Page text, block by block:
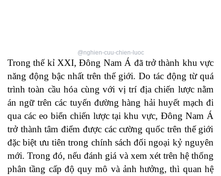
@nghien-cuu-chien-luoc
Trong thế kỉ XXI, Đông Nam Á đã trở thành khu vực
năng động bậc nhất trên thế giới. Do tác động từ quá
trình toàn cầu hóa cùng với vị trí địa chiến lược nằm
án ngữ trên các tuyến đường hàng hải huyết mạch đi
qua các eo biển chiến lược tại khu vực, Đông Nam Á
trở thành tâm điểm được các cường quốc trên thế giới
đặc biệt ưu tiên trong chính sách đối ngoại kỷ nguyên
mới. Trong đó, nếu đánh giá và xem xét trên hệ thống
phân tầng cấp độ quy mô và ảnh hưởng, thì quan hệ